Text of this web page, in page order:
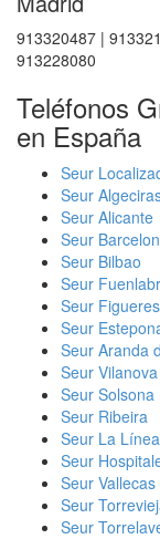
913320487 |
913228080
Teléfonos
en España
Seur
Seur
Seur Alicante
Seur
Seur Bilbao
Seur
Seur Figueres
Seur
Seur Aranda
Seur Vilanova
Seur Solsona
Seur Ribeira
Seur La
Seur
Seur
Seur
Seur